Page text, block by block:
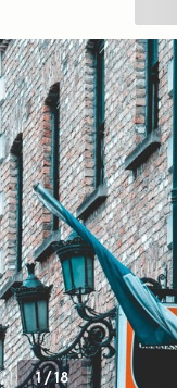
1/18